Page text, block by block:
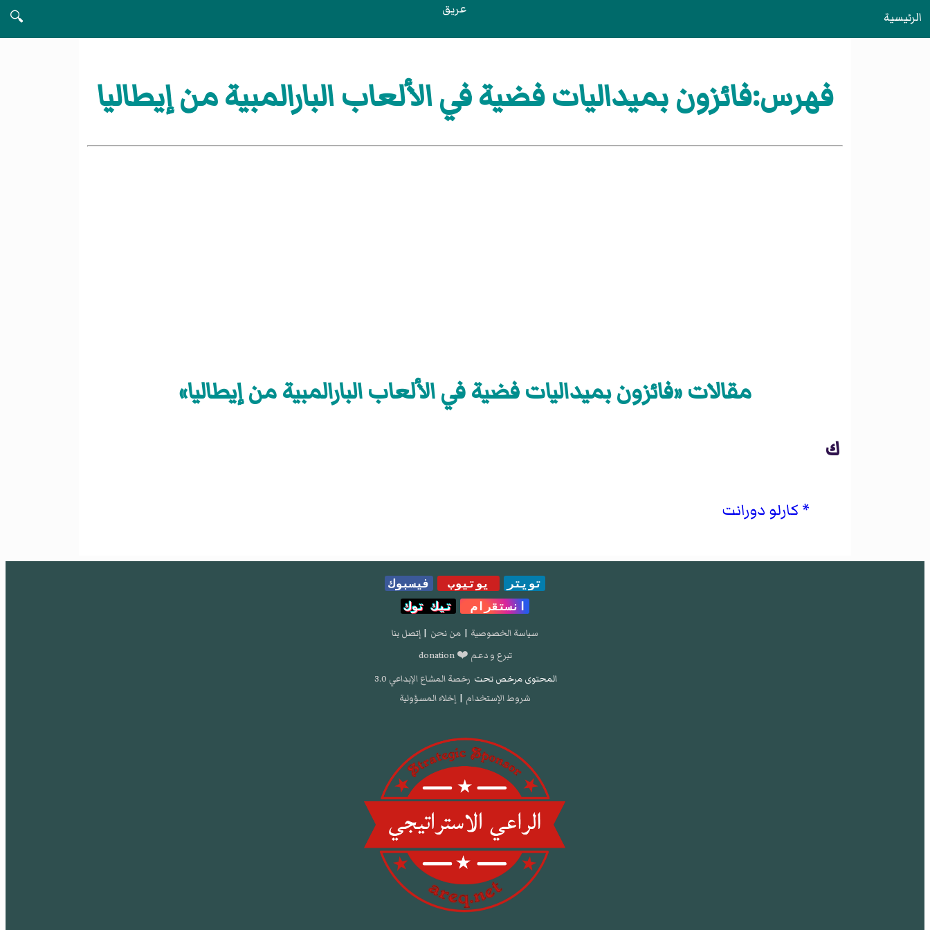
الرئيسية عريق
🔍
فهرس:فائزون بميداليات فضية في الألعاب البارالمبية من إيطاليا
مقالات «فائزون بميداليات فضية في الألعاب البارالمبية من إيطاليا»
ك
كارلو دورانت
تويتر يوتيوب
فيسبوك
انستقرام
تيك توك
سياسة الخصوصية | من نحن | إتصل بنا
تبرع و دعم ❤️ donation
المحتوى مرخص تحت رخصة المشاع الإبداعي 3.0
شروط الإستخدام | إخلاء المسؤولية